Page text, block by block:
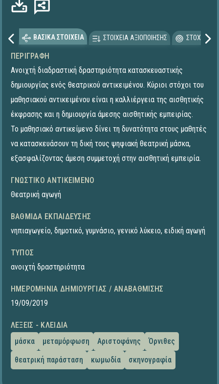
ΒΑΣΙΚΑ ΣΤΟΙΧΕΙΑ ΣΤΟΙΧΕΙΑ ΑΞΙΟΠΟΙΗΣΗΣ
ΠΕΡΙΓΡΑΦΉ
Ανοιχτή διαδραστική δραστηριότητα κατασκευαστικής
δημιουργίας ενός θεατρικού αντικειμένου. Κύριοι στόχοι του
μαθησιακού αντικειμένου είναι η καλλιέργεια της αισθητικής
έκφρασης και η δημιουργία άμεσης αισθητικής εμπειρίας.
Το μαθησιακό αντικείμενο δίνει τη δυνατότητα στους μαθητές
να κατασκευάσουν τη δική τους ψηφιακή θεατρική μάσκα,
εξασφαλίζοντας άμεση συμμετοχή στην αισθητική εμπειρία.
ΓΝΩΣΤΙΚΌ ΑΝΤΙΚΕΊΜΕΝΟ
Θεατρική αγωγή
ΒΑΘΜΊΔΑ ΕΚΠΑΊΔΕΥΣΗΣ
νηπιαγωγείο, δημοτικό, γυμνάσιο, γενικό λύκειο, ειδική αγωγή
ΤΎΠΟΣ
ανοιχτή δραστηριότητα
ΗΜΕΡΟΜΗΝΊΑ ΔΗΜΙΟΥΡΓΊΑΣ / ΑΝΑΒΆΘΜΙΣΗΣ
19/09/2019
ΛΈΞΕΙΣ - ΚΛΕΙΔΙΆ
μάσκα
μεταμόρφωση Αριστοφάνης
Όρνιθες
θεατρική παράσταση
κωμωδία σκηνογραφία